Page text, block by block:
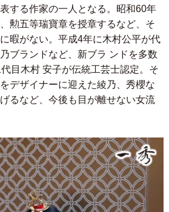
する作家の一人となる。昭和60年
勲五等瑞寶章を授章するなど、そ
暇がない。平成4年に木村公平が代
ブランドなど、新ブラ ンドを多数
目木村 安子が伝統工芸士認定。そ
デザイナーに迎えた綾乃、秀櫻な
るなど、今後も目が離せない女流